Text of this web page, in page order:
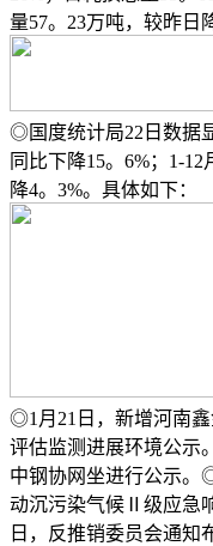
量57。23万吨，较昨日
◎国度统计局22日数据
同比下降15。6%；1-
降4。3%。具体如下：
◎1月21日，新增河南
评估监测进展环境公示
中钢协网坐进行公示。
动沉污染气候Ⅱ级应急
日，反推销委员会通知